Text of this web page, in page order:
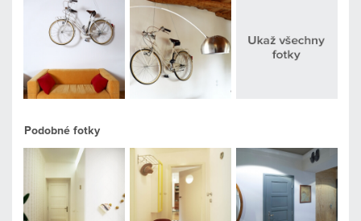
Podobné fotky